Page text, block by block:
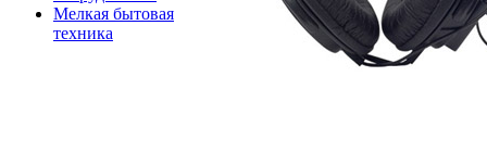
Мелкая бытовая
техника